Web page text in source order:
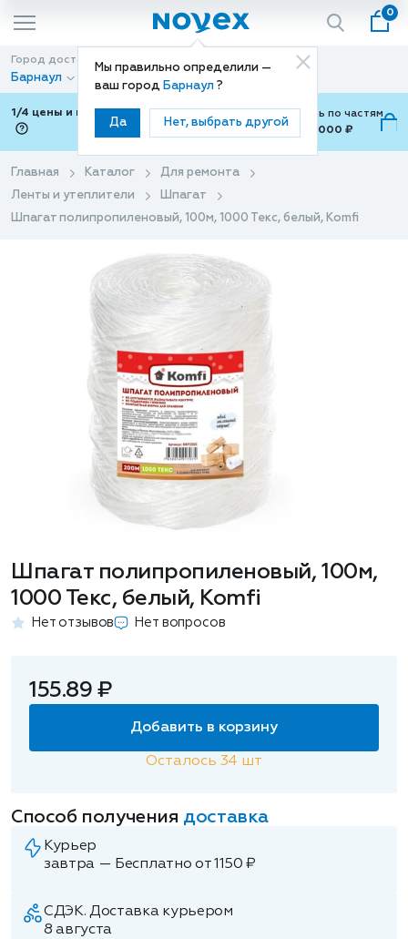
Мы правильно определили —
ваш город Барнаул ?
Да Нет, выбрать другой
0
Город доставки
Барнаул
Способ доставки
Доставка
1/4 цены и покупки ваши с Подели
Можно оплатить по частям
от 700 ₽ до 15,000 ₽
Главная Каталог
Для ремонта
Ленты и утеплители
Шпагат
Шпагат полипропиленовый, 100м, 1000 Текс, белый, Komfi
Шпагат полипропиленовый, 100м,
1000 Текс, белый, Komfi
Нет отзывов Нет вопросов
155.89 ₽
Добавить в корзину
Осталось 34 шт
Способ получения доставка
Курьер
завтра — Бесплатно от 1150 ₽
СДЭК. Доставка курьером
8 августа